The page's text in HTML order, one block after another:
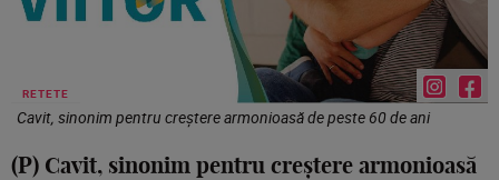
RETETE
Cavit, sinonim pentru creștere armonioasă de peste 60 de ani
(P) Cavit, sinonim pentru creștere armonioasă